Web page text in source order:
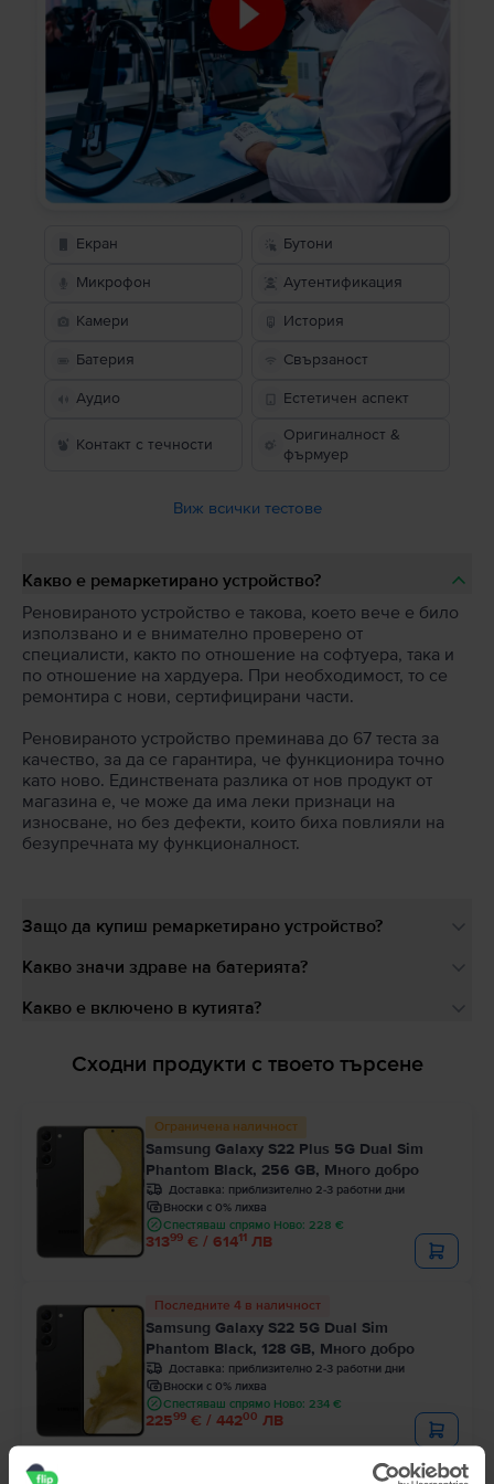
Екран Бутони
Микрофон Аутентификация
Камери История
Батерия Свързаност
Аудио Естетичен аспект
Контакт с течности
Оригиналност &
фърмуер
Виж всички тестове
Какво е ремаркетирано устройство?
Реновираното устройство е такова, което вече е било
използвано и е внимателно проверено от
специалисти, както по отношение на софтуера, така и
по отношение на хардуера. При необходимост, то се
ремонтира с нови, сертифицирани части.
Реновираното устройство преминава до 67 теста за
качество, за да се гарантира, че функционира точно
като ново. Единствената разлика от нов продукт от
магазина е, че може да има леки признаци на
износване, но без дефекти, които биха повлияли на
безупречната му функционалност.
Защо да купиш ремаркетирано устройство?
Какво значи здраве на батерията?
Какво е включено в кутията?
Сходни продукти с твоето търсене
Ограничена наличност
Samsung Galaxy S22 Plus 5G Dual Sim
Phantom Black, 256 GB, Много добро
Доставка: приблизително 2-3 работни дни
Вноски с 0% лихва
Спестяваш спрямо Ново: 228 €
31399 € / 61411 ЛВ
Последните 4 в наличност
Samsung Galaxy S22 5G Dual Sim
Phantom Black, 128 GB, Много добро
Доставка: приблизително 2-3 работни дни
Вноски с 0% лихва
Спестяваш спрямо Ново: 234 €
22599 € / 44200 ЛВ